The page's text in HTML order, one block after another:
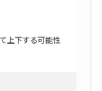
上下する可能性